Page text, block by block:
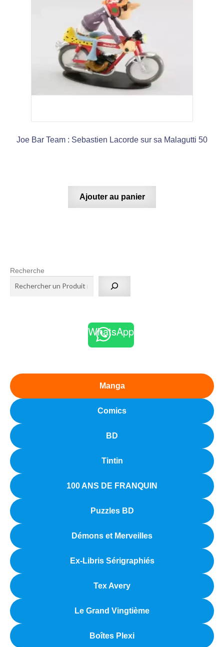
Joe Bar Team : Sebastien Lacorde sur sa Malagutti 50
Ajouter au panier
Recherche
WhatsApp
Manga
Comics
BD
Tintin
100 ANS DE FRANQUIN
Puzzles BD
Démons et Merveilles
Ex-Libris Sérigraphiés
Tex Avery
Le Grand Vingtième
Boîtes Plexi